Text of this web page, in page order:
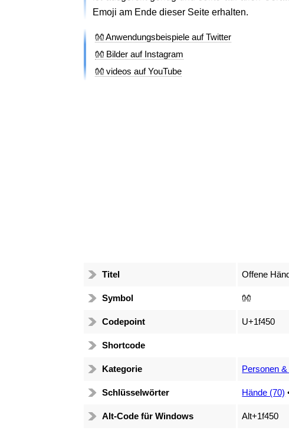
Emoji am Ende dieser Seite erhalten.
👐 Anwendungsbeispiele auf Twitter
👐 Bilder auf Instagram
👐 videos auf YouTube
Titel Offene
Symbol 👐
Codepoint U+1f450
Shortcode
Kategorie Personen
Schlüsselwörter Hände (70)
Alt-Code für Windows Alt+1f450